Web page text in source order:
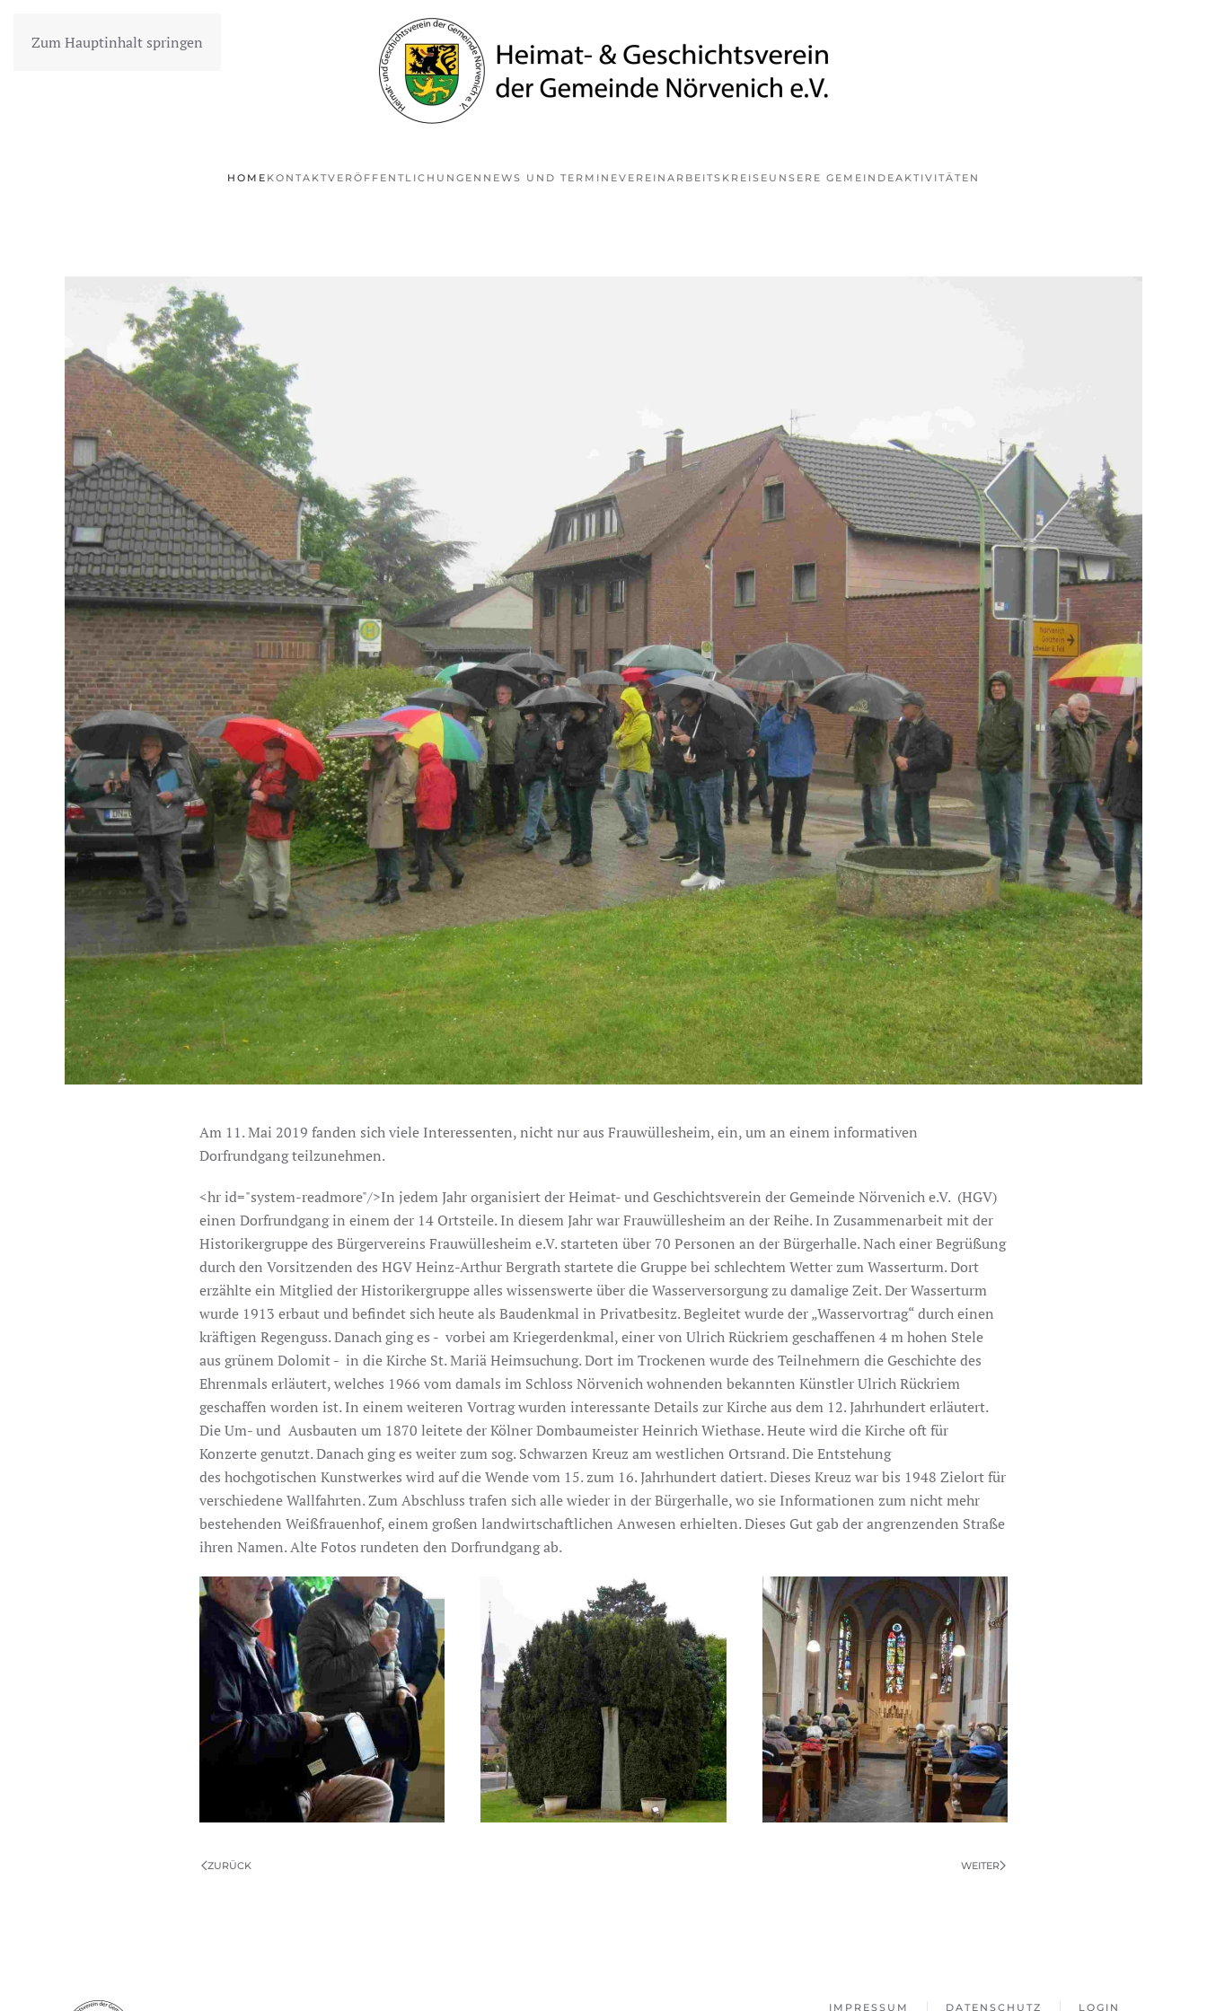
Zum Hauptinhalt springen
HOME KONTAKTVERÖFFENTLICHUNGEN NEWS UND TERMINEVEREIN ARBEITSKREISE UNSERE GEMEINDEAKTIVITÄTEN
Am 11. Mai 2019 fanden sich viele Interessenten, nicht nur aus Frauwüllesheim, ein, um an einem informativen
Dorfrundgang teilzunehmen.
<hr id="system-readmore"/>In jedem Jahr organisiert der Heimat- und Geschichtsverein der Gemeinde Nörvenich e.V. (HGV)
einen Dorfrundgang in einem der 14 Ortsteile. In diesem Jahr war Frauwüllesheim an der Reihe. In Zusammenarbeit mit der
Historikergruppe des Bürgervereins Frauwüllesheim e.V. starteten über 70 Personen an der Bürgerhalle. Nach einer Begrüßung
durch den Vorsitzenden des HGV Heinz-Arthur Bergrath startete die Gruppe bei schlechtem Wetter zum Wasserturm. Dort
erzählte ein Mitglied der Historikergruppe alles wissenswerte über die Wasserversorgung zu damalige Zeit. Der Wasserturm
wurde 1913 erbaut und befindet sich heute als Baudenkmal in Privatbesitz. Begleitet wurde der „Wasservortrag“ durch einen
kräftigen Regenguss. Danach ging es - vorbei am Kriegerdenkmal, einer von Ulrich Rückriem geschaffenen 4 m hohen Stele
aus grünem Dolomit - in die Kirche St. Mariä Heimsuchung. Dort im Trockenen wurde des Teilnehmern die Geschichte des
Ehrenmals erläutert, welches 1966 vom damals im Schloss Nörvenich wohnenden bekannten Künstler Ulrich Rückriem
geschaffen worden ist. In einem weiteren Vortrag wurden interessante Details zur Kirche aus dem 12. Jahrhundert erläutert.
Die Um- und Ausbauten um 1870 leitete der Kölner Dombaumeister Heinrich Wiethase. Heute wird die Kirche oft für
Konzerte genutzt. Danach ging es weiter zum sog. Schwarzen Kreuz am westlichen Ortsrand. Die Entstehung
des hochgotischen Kunstwerkes wird auf die Wende vom 15. zum 16. Jahrhundert datiert. Dieses Kreuz war bis 1948 Zielort für
verschiedene Wallfahrten. Zum Abschluss trafen sich alle wieder in der Bürgerhalle, wo sie Informationen zum nicht mehr
bestehenden Weißfrauenhof, einem großen landwirtschaftlichen Anwesen erhielten. Dieses Gut gab der angrenzenden Straße
ihren Namen. Alte Fotos rundeten den Dorfrundgang ab.
ZURÜCK WEITER
IMPRESSUM DATENSCHUTZ LOGIN